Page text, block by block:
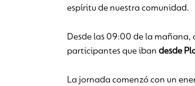
espíritu de nuestra comunidad.
Desde las 09:00 de la mañana,
participantes que iban desde
La jornada comenzó con un